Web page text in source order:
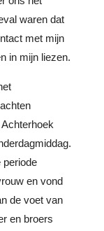
waren dat
met mijn
in mijn liezen.
periode
en vond
de voet van
en broers